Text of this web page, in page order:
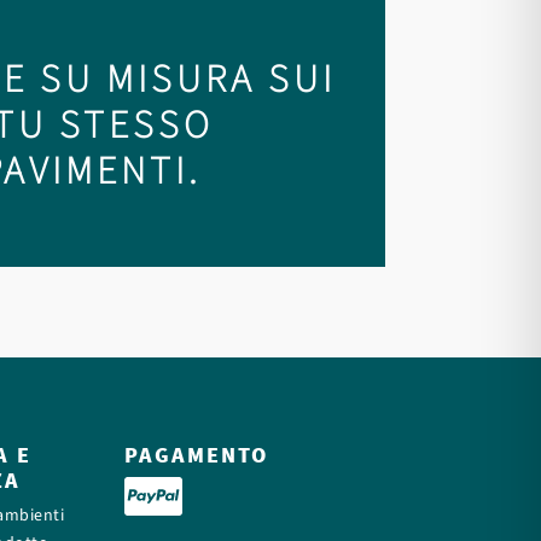
SU MISURA SUI
STESSO
E
PAGAMENTO